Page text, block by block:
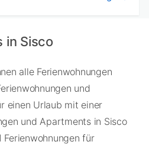
in Sisco
alle Ferienwohnungen
und
einen Urlaub mit einer
und Apartments in Sisco
Ferienwohnungen für